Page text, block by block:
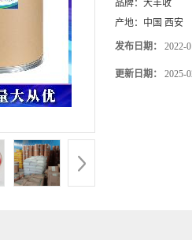
品牌： 大丰收
产地： 中国 西安
发布日期： 2022-
更新日期： 2025-